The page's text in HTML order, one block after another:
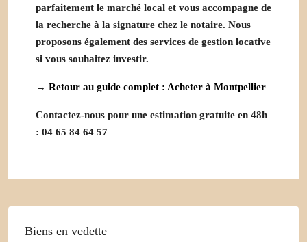
parfaitement le marché local et vous accompagne de
la recherche à la signature chez le notaire. Nous
proposons également des services de gestion locative
si vous souhaitez investir.
→ Retour au guide complet : Acheter à Montpellier
Contactez-nous pour une estimation gratuite en 48h
: 04 65 84 64 57
Biens en vedette